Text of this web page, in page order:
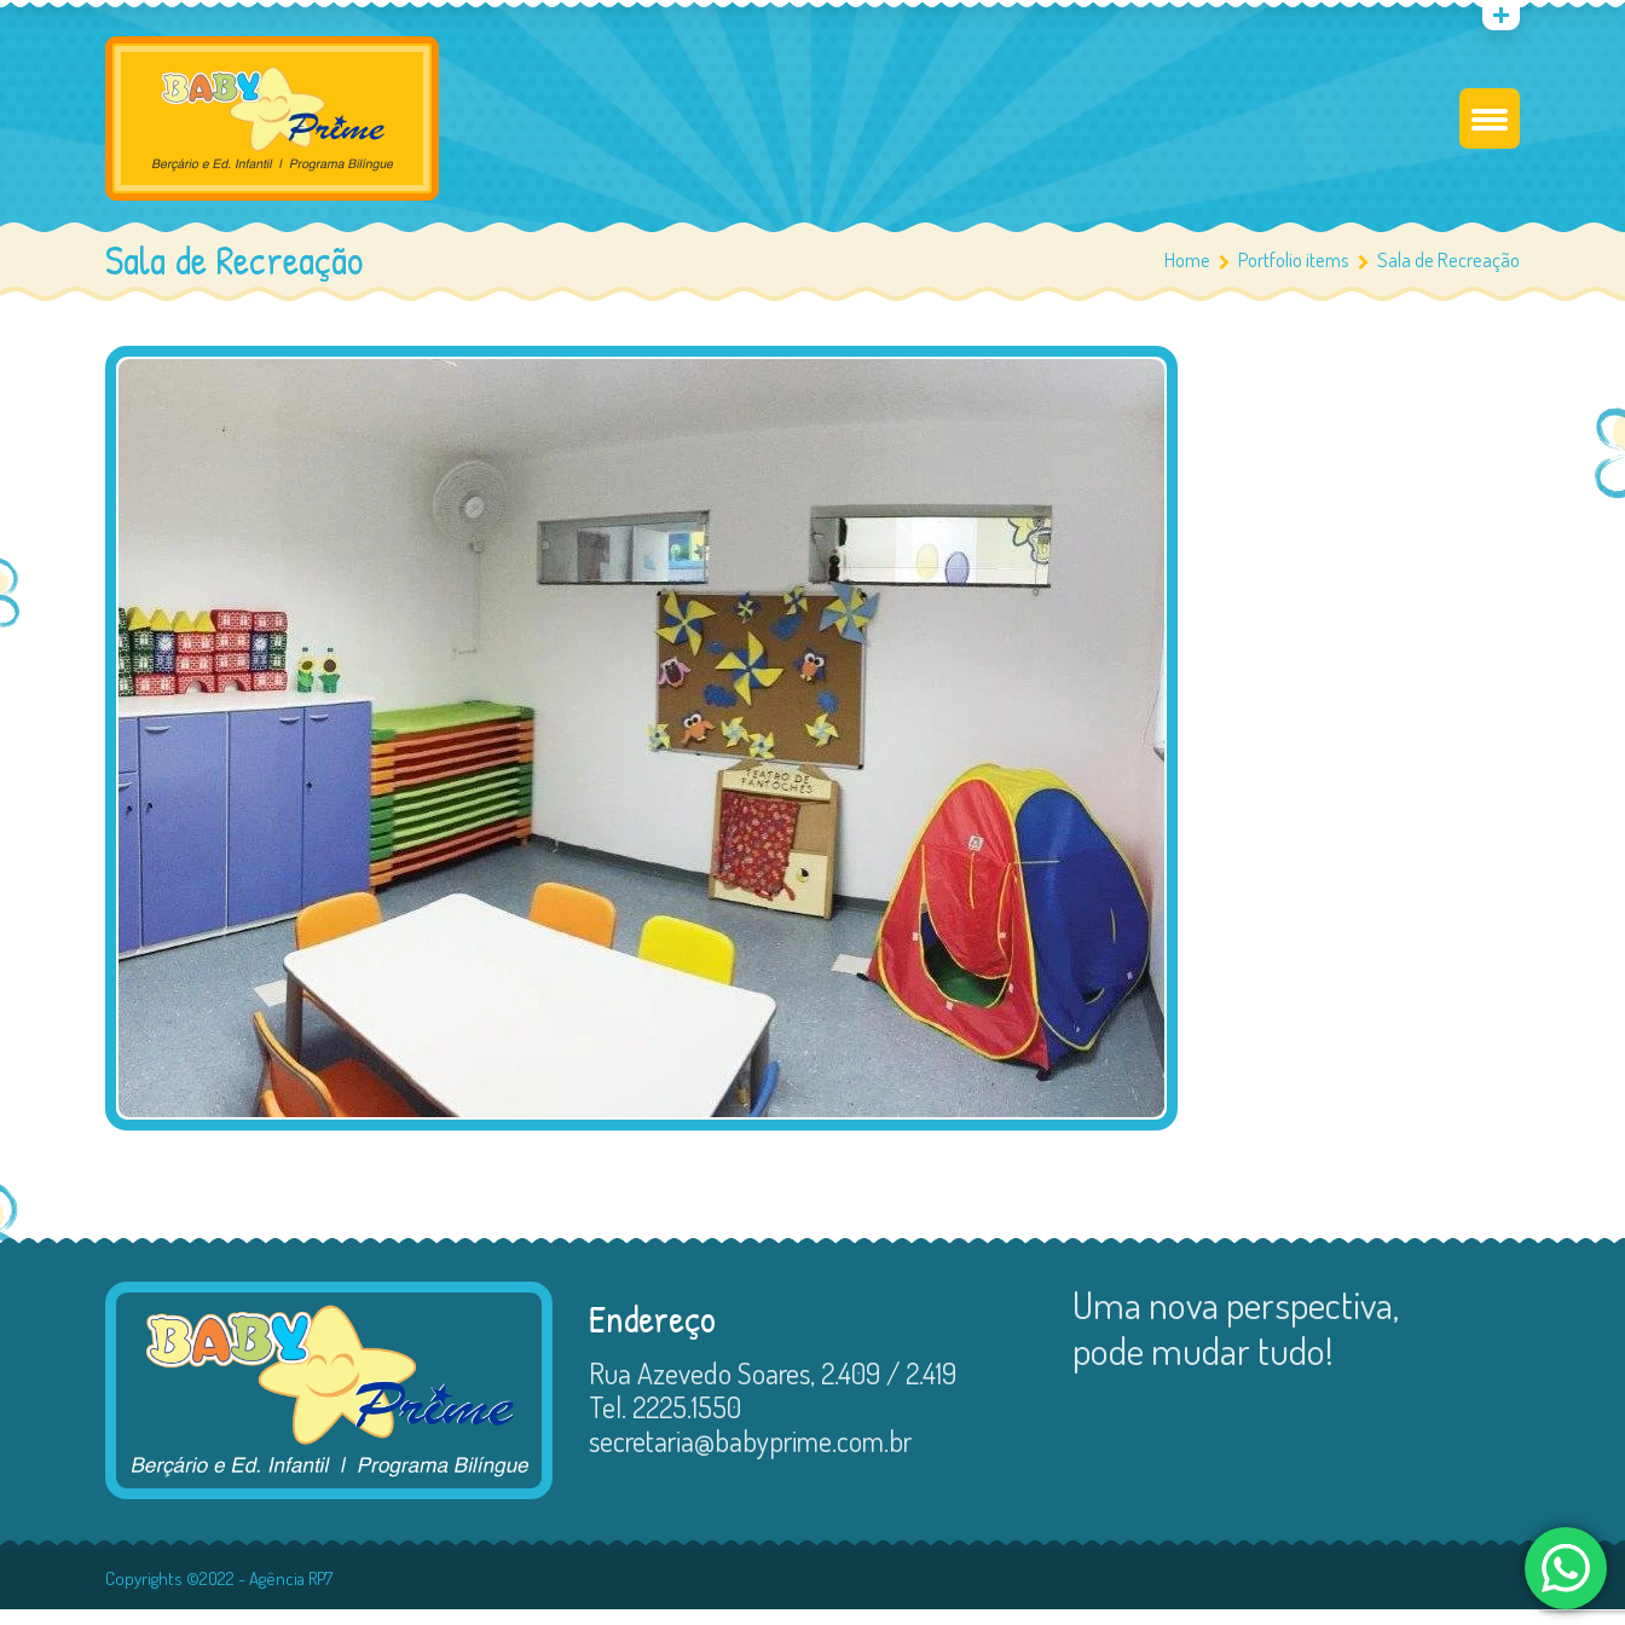
Sala de Recreação Home Portfolio items Sala de Recreação
Endereço
Rua Azevedo Soares, 2.409 / 2.419
Tel. 2225.1550
secretaria@babyprime.com.br
Uma nova perspectiva,
pode mudar tudo!
Copyrights ©2022 - Agência RP7